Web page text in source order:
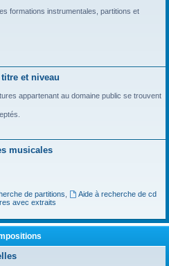
formations instrumentales, partitions et
et niveau
appartenant au domaine public se trouvent
musicales
de partitions
Aide à recherche de cd
avec extraits